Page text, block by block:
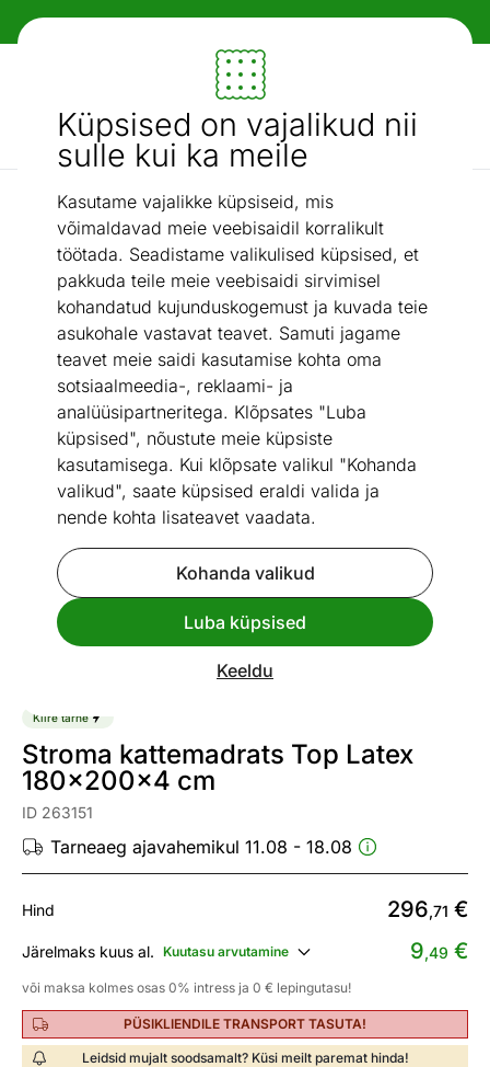
Küpsised on vajalikud nii
sulle kui ka meile
Kasutame vajalikke küpsiseid, mis
võimaldavad meie veebisaidil korralikult
töötada. Seadistame valikulised küpsised, et
pakkuda teile meie veebisaidi sirvimisel
kohandatud kujunduskogemust ja kuvada teie
asukohale vastavat teavet. Samuti jagame
teavet meie saidi kasutamise kohta oma
sotsiaalmeedia-, reklaami- ja
analüüsipartneritega. Klõpsates "Luba
küpsised", nõustute meie küpsiste
kasutamisega. Kui klõpsate valikul "Kohanda
valikud", saate küpsised eraldi valida ja
nende kohta lisateavet vaadata.
Kohanda valikud
Luba küpsised
Keeldu
Paindlikud ja mugavad makseviisid!
Mööbel ja sisustus - ON24
Otsi...
AI otsing
Kattemadratsid
/ Stroma kattemadrats Top Latex 180x200x4 cm
Mõõtmed Vaata sarnaseid
Kiire tarne
Stroma kattemadrats Top Latex
180x200x4 cm
ID 263151
Tarneaeg ajavahemikul 11.08 - 18.08
Hind 296,71 €
Järelmaks kuus al. Kuutasu arvutamine 9,49 €
või maksa kolmes osas 0% intress ja 0 € lepingutasu!
PÜSIKLIENDILE TRANSPORT TASUTA!
Leidsid mujalt soodsamalt? Küsi meilt paremat hinda!